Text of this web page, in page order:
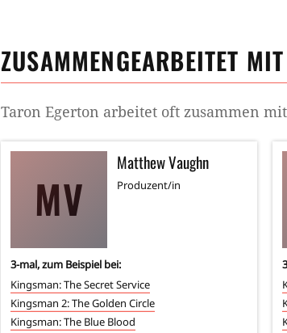
ZUSAMMENGEARBEITET MIT
Taron Egerton arbeitet oft zusammen mit
MV
Matthew Vaughn
Produzent/in
3-mal, zum Beispiel bei:
Kingsman: The Secret Service
Kingsman 2: The Golden Circle
Kingsman: The Blue Blood
3